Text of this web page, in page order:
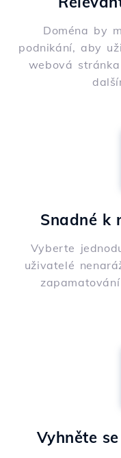
Doména by
podnikání, aby
webová
Snadné k
Vyberte
uživatelé
Vyhněte